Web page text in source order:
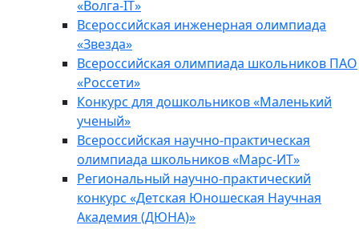
«Волга-IT»
Всероссийская инженерная олимпиада
«Звезда»
Всероссийская олимпиада школьников ПАО
«Россети»
Конкурс для дошкольников «Маленький
ученый»
Всероссийская научно-практическая
олимпиада школьников «Марс-ИТ»
Региональный научно-практический
конкурс «Детская Юношеская Научная
Академия (ДЮНА)»